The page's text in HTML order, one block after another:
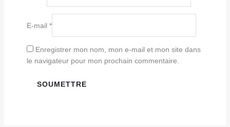
E-mail *
Enregistrer mon nom, mon e-mail et mon site dans
le navigateur pour mon prochain commentaire.